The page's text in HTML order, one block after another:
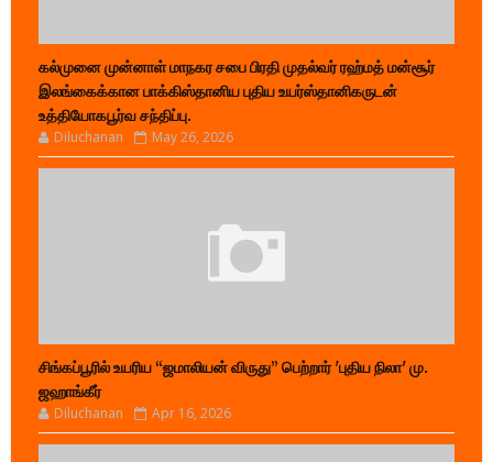
கல்முனை முன்னாள் மாநகர சபை பிரதி முதல்வர் ரஹ்மத் மன்சூர்
இலங்கைக்கான பாக்கிஸ்தானிய புதிய உயர்ஸ்தானிகருடன்
உத்தியோகபூர்வ சந்திப்பு.
Diluchanan May 26, 2026
சிங்கப்பூரில் உயரிய “ஜமாலியன் விருது” பெற்றார் 'புதிய நிலா' மு.
ஜஹாங்கீர்
Diluchanan Apr 16, 2026